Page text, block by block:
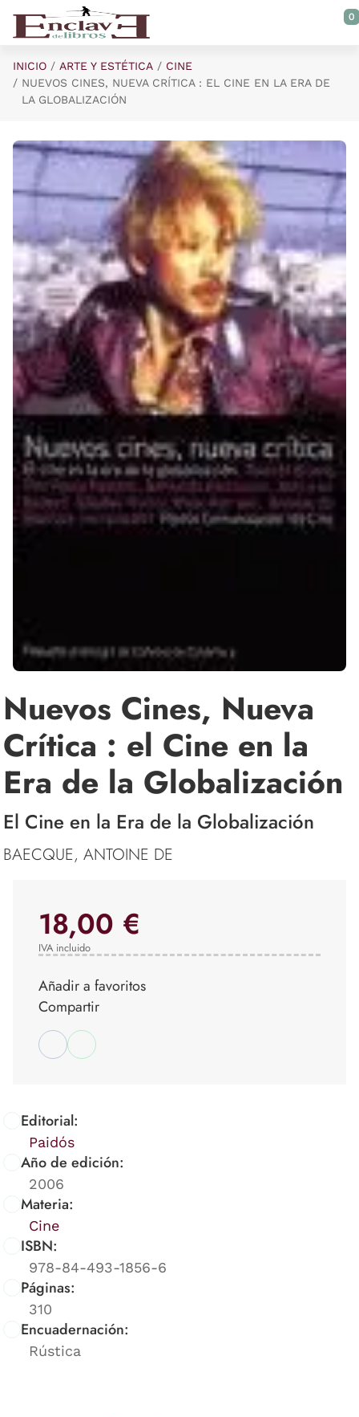
Saltar al contenido principal
0
INICIO ARTE Y ESTÉTICA
CINE
NUEVOS CINES, NUEVA CRÍTICA : EL CINE EN LA ERA DE
LA GLOBALIZACIÓN
Nuevos Cines, Nueva
Crítica : el Cine en la
Era de la Globalización
El Cine en la Era de la Globalización
BAECQUE, ANTOINE DE
Editorial:
Paidós
Año de edición:
2006
Materia:
Cine
ISBN:
978-84-493-1856-6
Páginas:
310
Encuadernación:
Rústica
18,00 €
IVA incluido
Añadir a favoritos
Compartir